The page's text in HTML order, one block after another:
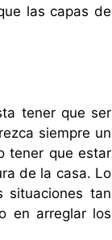
las capas de
tener que ser
siempre un
tener que estar
de la casa. Lo
situaciones tan
en arreglar los